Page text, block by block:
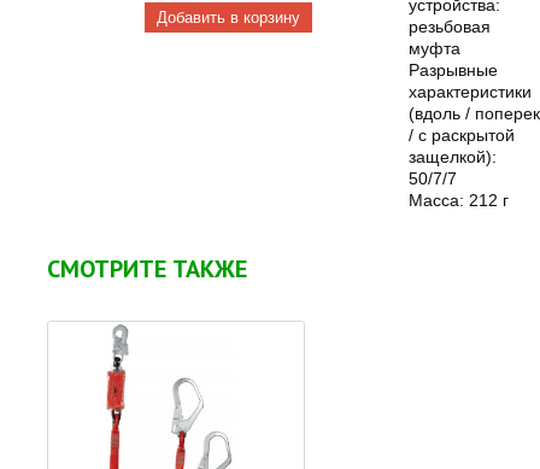
устройства:
резьбовая
муфта
Разрывные
характеристики
(вдоль / поперек
/ с раскрытой
защелкой):
50/7/7
Масса: 212 г
СМОТРИТЕ ТАКЖЕ